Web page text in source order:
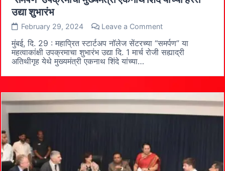
उद्या शुभारंभ
February 29, 2024 Leave a Commenton
मुख्यमंत्री
एकनाथ
शिंदे
हस्ते
मुंबई, ‍‍दि. 29 : महाप्रित स्टार्टअप नॉलेज सेंटरच्या “समर्पण” या
महत्वाकांक्षी उपक्रमाचा शुभारंभ उद्या दि. 1 मार्च रोजी सह्याद्री
अतिथीगृह येथे मुख्यमंत्री एकनाथ शिंदे यांच्या…